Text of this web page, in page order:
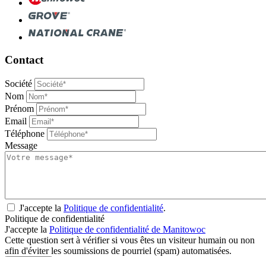
Contact
Société
Nom
Prénom
Email
Téléphone
Message
J'accepte la Politique de confidentialité.
Politique de confidentialité
J'accepte la Politique de confidentialité de Manitowoc
Cette question sert à vérifier si vous êtes un visiteur humain ou non
afin d'éviter les soumissions de pourriel (spam) automatisées.